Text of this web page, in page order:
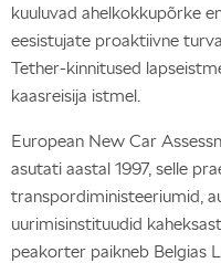
kuuluvad ahelkokkupõrke
eesistujate proaktiivne
Tether-kinnitused
kaasreisija istmel.
European New Car
asutati aastal 1997, selle
transpordiministeeriumid,
uurimisinstituudid
peakorter paikneb Belgias